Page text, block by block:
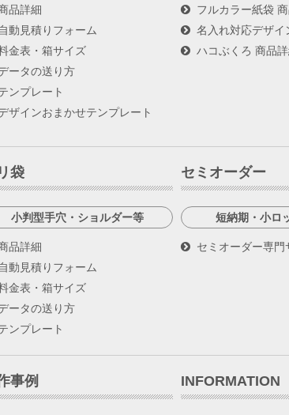
品詳細
動見積りフォーム
金表・箱サイズ
ータの送り方
ンプレート
ザインおまかせテンプレート
フルカラー紙袋
名入れ対応デザイ
ハコぶくろ 商品
袋
小判型手穴・ショルダー等
品詳細
動見積りフォーム
金表・箱サイズ
ータの送り方
ンプレート
セミオーダー
短納期・小ロ
セミオーダー専門
事例 INFORMATION